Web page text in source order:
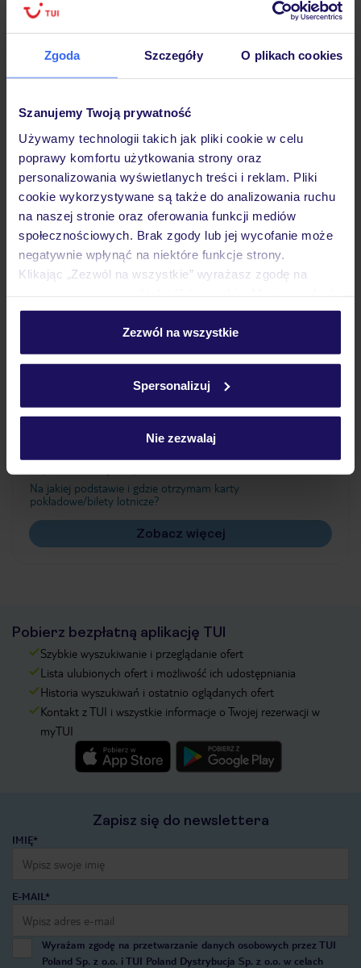
Zgoda Szczegóły O plikach cookies
Szanujemy Twoją prywatność
Używamy technologii takich jak pliki cookie w celu
poprawy komfortu użytkowania strony oraz
personalizowania wyświetlanych treści i reklam. Pliki
cookie wykorzystywane są także do analizowania ruchu
na naszej stronie oraz oferowania funkcji mediów
społecznościowych. Brak zgody lub jej wycofanie może
negatywnie wpłynąć na niektóre funkcje strony.
Klikając „Zezwól na wszystkie” wyrażasz zgodę na
personalizować swój wybór wchodząc w zakładkę
Szczegółowe informacje o plikach cookie znajdziesz
Zezwól na wszystkie
Spersonalizuj
Nie zezwalaj
Hotel
Opinie
Pokoje
Wyżywienie
Ważne informacje
Jak zmienić uczestników/osobę zgłaszającą?
Na jakiej podstawie i gdzie otrzymam karty
pokładowe/bilety lotnicze?
Zobacz więcej
Pobierz bezpłatną aplikację TUI
Szybkie wyszukiwanie i przeglądanie ofert
Lista ulubionych ofert i możliwość ich udostępniania
Historia wyszukiwań i ostatnio oglądanych ofert
Kontakt z TUI i wszystkie informacje o Twojej rezerwacji w
myTUI
Zapisz się do newslettera
IMIĘ*
E-MAIL*
Wyrażam zgodę na przetwarzanie danych osobowych przez TUI
Poland Sp. z o.o. i TUI Poland Dystrybucja Sp. z o.o. w celach